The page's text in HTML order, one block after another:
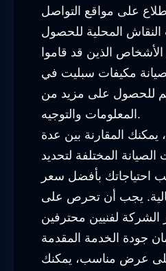
على مواقع التواصل
النقاش المحلية للحصول
الذين قد قاموا
مكيفات سبليت في
للحصول على مزيد من
المعلومات والتوجيه.
يمكنك المقارنة بين عدة
المختلفة لتحديد
احتياجاتك بأفضل سعر
يجب أن تحرص على
الشركة لفنيين محترفين
عرض مناسب، يمكنك